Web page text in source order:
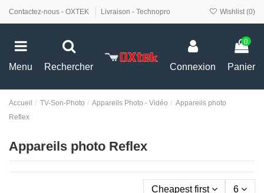
Contactez-nous - OXTEK Livraison - Technopro Wishlist (0)
Menu Rechercher Connexion
0
Panier
Accueil TV-Son-Photo Appareils Photo - Vidéo
Appareils photo
Reflex
Appareils photo Reflex
Cheapest first 6